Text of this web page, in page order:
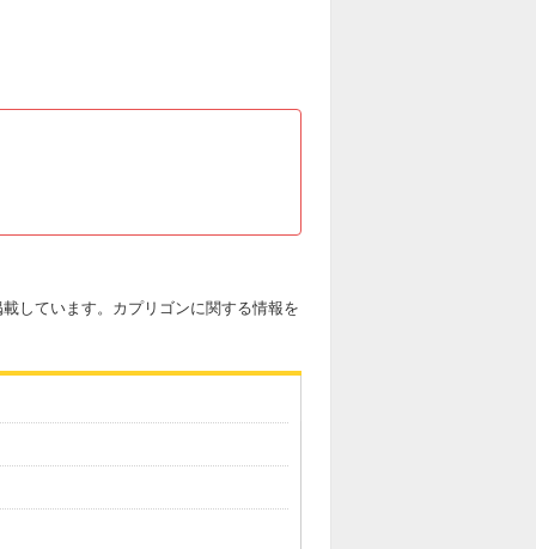
しています。カプリゴンに関する情報を